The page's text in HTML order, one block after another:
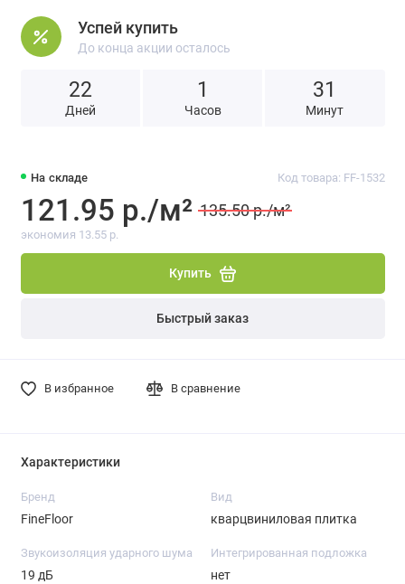
Успей купить
До конца акции осталось
22
Дней
1
Часов
31
Минут
На складе Код товара: FF-1532
121.95 р./м² 135.50 р./м²
экономия 13.55 р.
Купить
Быстрый заказ
В избранное В сравнение
Характеристики
Бренд
FineFloor
Вид
кварцвиниловая плитка
Звукоизоляция ударного шума
19 дБ
Интегрированная подложка
нет